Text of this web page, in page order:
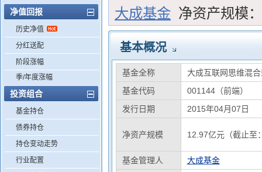
净值回报
历史净值
分红送配
阶段涨幅
季/年度涨幅
投资组合
基金持仓
债券持仓
持仓变动走势
行业配置
大成基金 净资产规模：
基本概况
基金全称
大成互联网思维混
基金代码
001144（前端）
发行日期
2015年04月07日
净资产规模 12.97亿元（截止至
基金管理人
大成基金